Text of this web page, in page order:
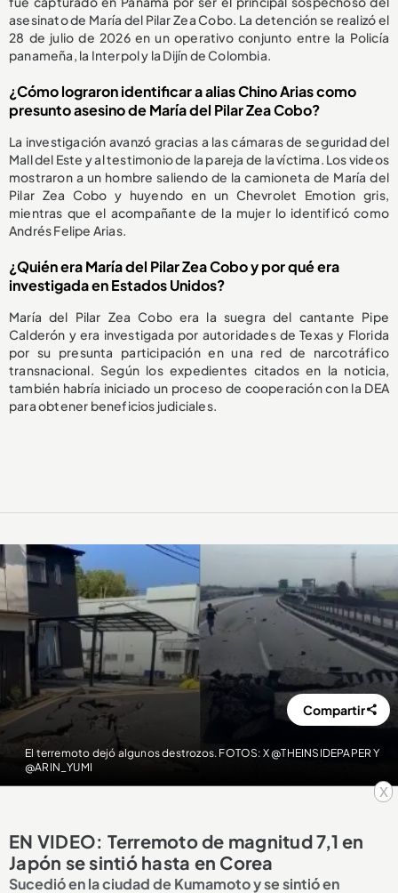
x
asesinato de María del Pilar Zea Cobo. La detención se realizó el
28 de julio de 2026 en un operativo conjunto entre la Policía
panameña, la Interpol y la Dijín de Colombia.
¿Cómo lograron identificar a alias Chino Arias como
presunto asesino de María del Pilar Zea Cobo?
La investigación avanzó gracias a las cámaras de seguridad del
Mall del Este y al testimonio de la pareja de la víctima. Los videos
mostraron a un hombre saliendo de la camioneta de María del
Pilar Zea Cobo y huyendo en un Chevrolet Emotion gris,
mientras que el acompañante de la mujer lo identificó como
Andrés Felipe Arias.
¿Quién era María del Pilar Zea Cobo y por qué era
investigada en Estados Unidos?
María del Pilar Zea Cobo era la suegra del cantante Pipe
Calderón y era investigada por autoridades de Texas y Florida
por su presunta participación en una red de narcotráfico
transnacional. Según los expedientes citados en la noticia,
también habría iniciado un proceso de cooperación con la DEA
para obtener beneficios judiciales.
El terremoto dejó algunos destrozos. FOTOS: X @THEINSIDEPAPER Y
@ARIN_YUMI
Compartir
EN VIDEO: Terremoto de magnitud 7,1 en
Japón se sintió hasta en Corea
Sucedió en la ciudad de Kumamoto y se sintió en